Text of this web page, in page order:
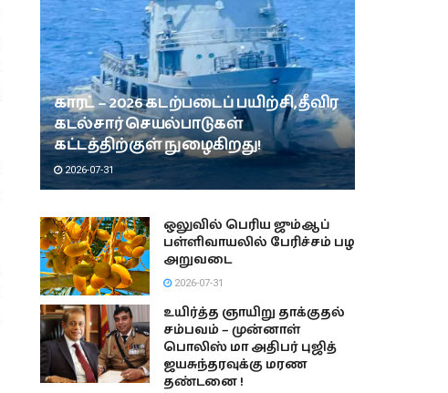
காரட் – 2026 கடற்படைப் பயிற்சி, தீவிர
கடல்சார் செயல்பாடுகள்
கட்டத்திற்குள் நுழைகிறது!
2026-07-31
ஒலுவில் பெரிய ஜும்ஆப்
பள்ளிவாயலில் பேரிச்சம் பழ
அறுவடை
2026-07-31
உயிர்த்த ஞாயிறு தாக்குதல்
சம்பவம் – முன்னாள்
பொலிஸ் மா அதிபர் புஜித்
ஜயசுந்தரவுக்கு மரண
தண்டனை !